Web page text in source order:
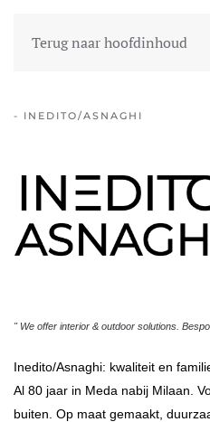
Terug naar hoofdinhoud
MENU
- INEDITO/ASNAGHI
" We offer interior & outdoor solutions. B
Inedito/Asnaghi: kwaliteit en
Al 80 jaar in Meda nabij Milaan.
buiten. Op maat gemaakt,